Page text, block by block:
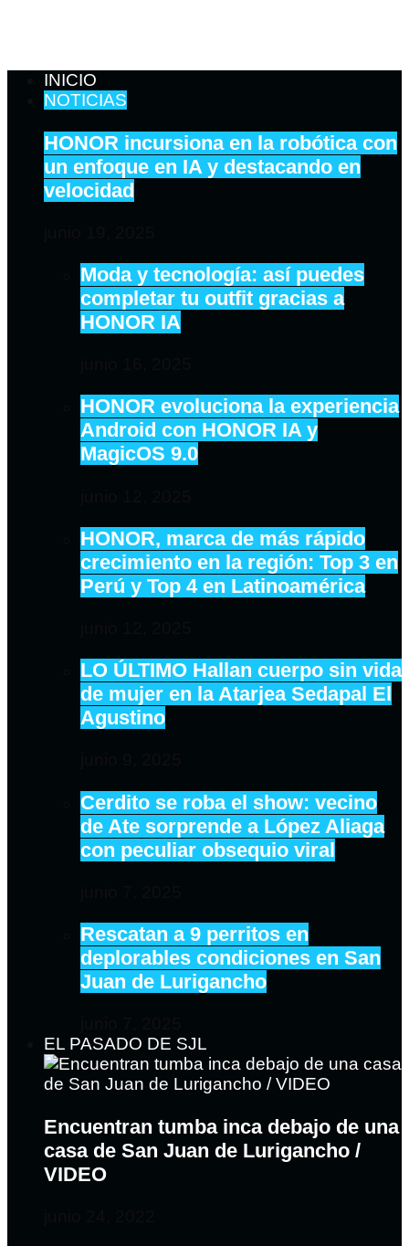
INICIO
NOTICIAS
HONOR incursiona en la robótica con
un enfoque en IA y destacando en
velocidad
Moda y tecnología: así puedes
completar tu outfit gracias a
HONOR IA
HONOR evoluciona la experiencia
Android con HONOR IA y
MagicOS 9.0
HONOR, marca de más rápido
crecimiento en la región: Top 3 en
Perú y Top 4 en Latinoamérica
LO ÚLTIMO Hallan cuerpo sin vida
de mujer en la Atarjea Sedapal El
Agustino
Cerdito se roba el show: vecino
de Ate sorprende a López Aliaga
con peculiar obsequio viral
Rescatan a 9 perritos en
deplorables condiciones en San
Juan de Lurigancho
EL PASADO DE SJL
Encuentran tumba inca debajo de una
casa de San Juan de Lurigancho /
VIDEO